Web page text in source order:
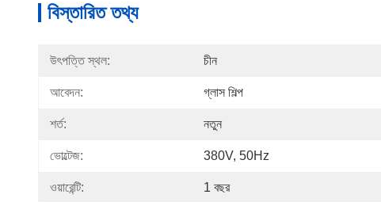
বিস্তারিত তথ্য
উৎপত্তি স্থল: চীন
আবেদন: গ্লাস শিল্প
শর্ত: নতুন
ভোল্টেজ: 380V, 50Hz
ওয়ারেন্টি: 1 বছর